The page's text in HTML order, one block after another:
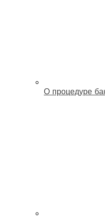
О процедуре